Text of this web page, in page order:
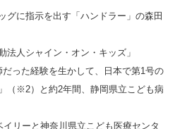
グに指示を出す「ハンドラー」の森田
人シャイン・オン・キッズ」
った経験を生かして、日本で第1号の
（※2）と約2年間、静岡県立こども病
リーと神奈川県立こども医療センタ